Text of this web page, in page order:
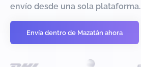
envío desde una sola plataforma.
Envía dentro de Mazatán ahora